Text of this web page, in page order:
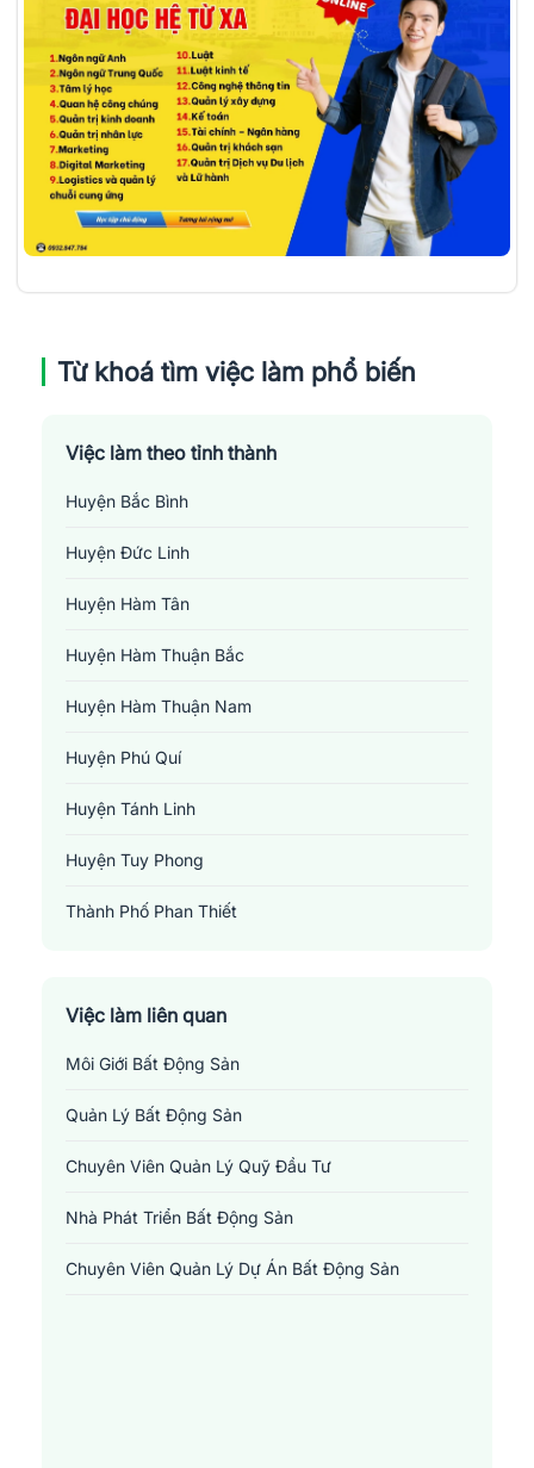
Từ khoá tìm việc làm phổ biến
Việc làm theo tỉnh thành
Huyện Bắc Bình
Huyện Đức Linh
Huyện Hàm Tân
Huyện Hàm Thuận Bắc
Huyện Hàm Thuận Nam
Huyện Phú Quí
Huyện Tánh Linh
Huyện Tuy Phong
Thành Phố Phan Thiết
Việc làm liên quan
Môi Giới Bất Động Sản
Quản Lý Bất Động Sản
Chuyên Viên Quản Lý Quỹ Đầu Tư
Nhà Phát Triển Bất Động Sản
Chuyên Viên Quản Lý Dự Án Bất Động Sản